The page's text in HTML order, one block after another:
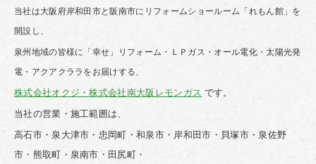
当社は大阪府岸和田市と阪南市にリフォームショールーム「れもん館」を
開設し、
泉州地域の皆様に「幸せ」リフォーム・ＬＰガス・オール電化・太陽光発
電・アクアクララをお届けする、
株式会社オクジ・株式会社南大阪レモンガス です。
当社の営業・施工範囲は、
高石市・泉大津市・忠岡町・和泉市・岸和田市・貝塚市・泉佐野
市・熊取町・泉南市・田尻町・